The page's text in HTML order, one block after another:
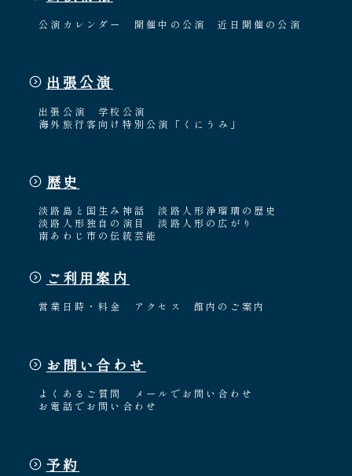
公演カレンダー 開催中の公演 近日開催の公演
出張公演
出張公演
学校公演
海外旅行客向け特別公演「くにうみ」
歴史
淡路島と国生み神話
淡路人形浄瑠璃の歴史
淡路人形独自の演目
淡路人形の広がり
南あわじ市の伝統芸能
ご利用案内
営業日時・料金 アクセス 館内のご案内
お問い合わせ
よくあるご質問
メールでお問い合わせ
お電話でお問い合わせ
予約